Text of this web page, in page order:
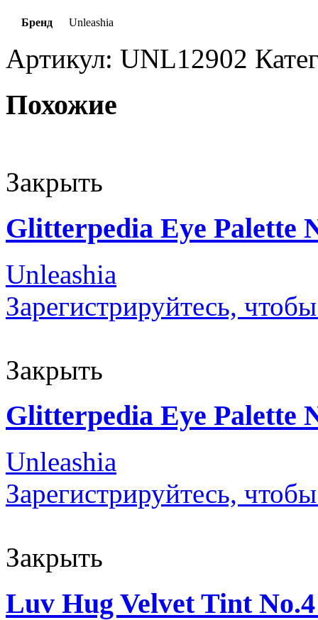
Бренд Unleashia
Артикул: UNL12902
Похожие
Закрыть
Glitterpedia Eye Palette
Unleashia
Зарегистрируйтесь,
Закрыть
Glitterpedia Eye Palette
Unleashia
Зарегистрируйтесь,
Закрыть
Luv Hug Velvet Tint